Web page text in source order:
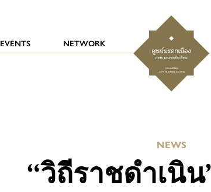
EVENTS NETWORK
NEWS
“วิถีราชดำเนิ